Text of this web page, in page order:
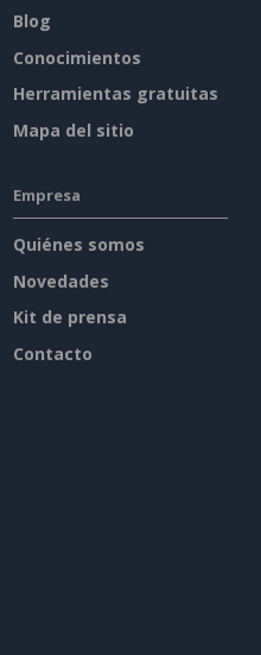
Blog
Conocimientos
Herramientas gratuitas
Mapa del sitio
Empresa
Quiénes somos
Novedades
Kit de prensa
Contacto